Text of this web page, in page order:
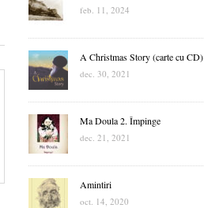
feb. 11, 2024
A Christmas Story (carte cu CD)
dec. 30, 2021
Ma Doula 2. Împinge
dec. 21, 2021
Amintiri
oct. 14, 2020